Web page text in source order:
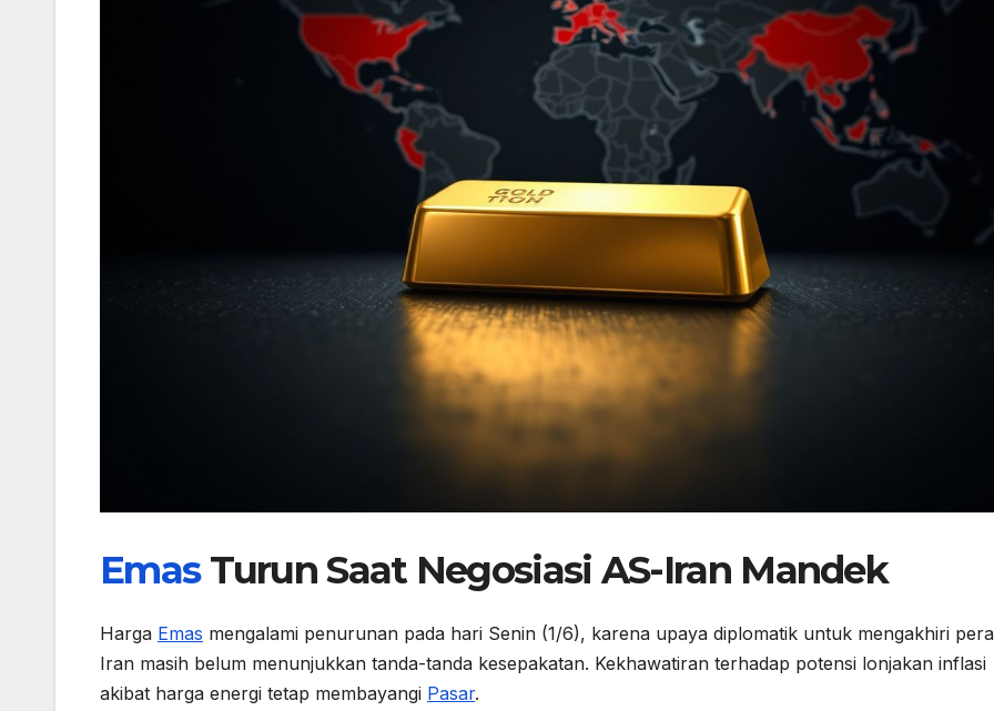
EmasTurun Saat Negosiasi AS-Iran Mandek
Harga Emas mengalami penurunan pada hari Senin (1/6), karena upaya diplomatik untuk mengakhiri
Iran masih belum menunjukkan tanda-tanda kesepakatan. Kekhawatiran terhadap potensi lonjakan inflasi
akibat harga energi tetap membayangi Pasar.